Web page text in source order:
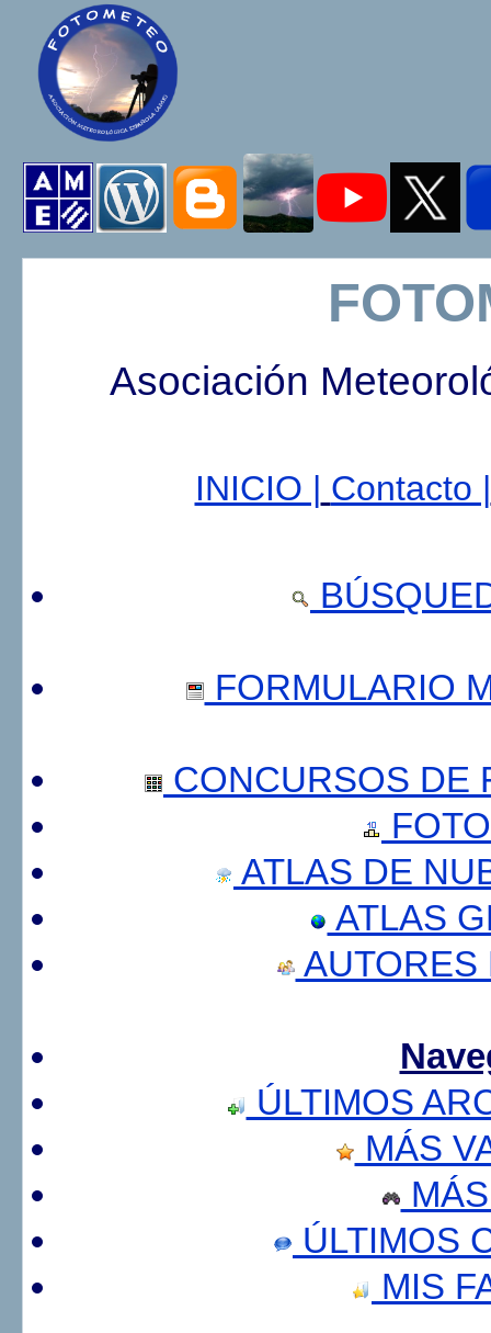
Asociación
INICIO | Contacto |
FORMULARIO
CONCURSOS DE
ATLAS DE
ATLAS
AUTORES
ÚLTIMOS
MÁS
ÚLTIMOS
MIS